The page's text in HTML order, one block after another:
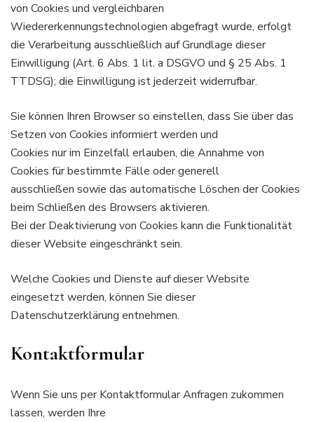
von Cookies und vergleichbaren
Wiedererkennungstechnologien abgefragt wurde, erfolgt
die Verarbeitung ausschließlich auf Grundlage dieser
Einwilligung (Art. 6 Abs. 1 lit. a DSGVO und § 25 Abs. 1
TTDSG); die Einwilligung ist jederzeit widerrufbar.
Sie können Ihren Browser so einstellen, dass Sie über das
Setzen von Cookies informiert werden und
Cookies nur im Einzelfall erlauben, die Annahme von
Cookies für bestimmte Fälle oder generell
ausschließen sowie das automatische Löschen der Cookies
beim Schließen des Browsers aktivieren.
Bei der Deaktivierung von Cookies kann die Funktionalität
dieser Website eingeschränkt sein.
Welche Cookies und Dienste auf dieser Website
eingesetzt werden, können Sie dieser
Datenschutzerklärung entnehmen.
Kontaktformular
Wenn Sie uns per Kontaktformular Anfragen zukommen
lassen, werden Ihre